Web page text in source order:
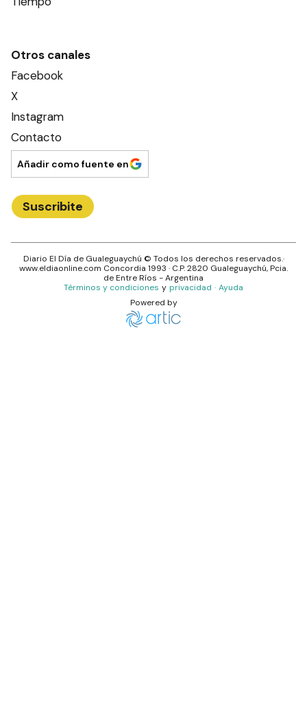
Otros canales
Facebook
X
Instagram
Contacto
Añadir como fuente en
Suscribite
Diario El Día de Gualeguaychú © Todos los derechos reservados.·
www.eldiaonline.com Concordia 1993 · C.P.2820 Gualeguaychú, Pcia.
deEntre Ríos - Argentina
Términos y condiciones y privacidad · Ayuda
Powered by